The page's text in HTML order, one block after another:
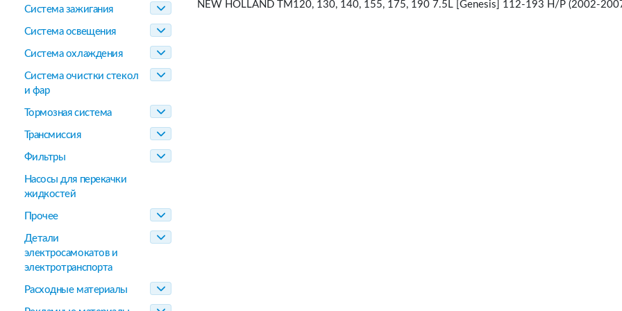
Система зажигания
Система освещения
Система охлаждения
Система очистки стекол
и фар
Тормозная система
Трансмиссия
Фильтры
Насосы для перекачки
жидкостей
Прочее
Детали
электросамокатов и
электротранспорта
Расходные материалы
NEW HOLLAND TM120, 130, 140, 155, 175, 190 7.5L [Genesis] 112-193 H/P (2002-